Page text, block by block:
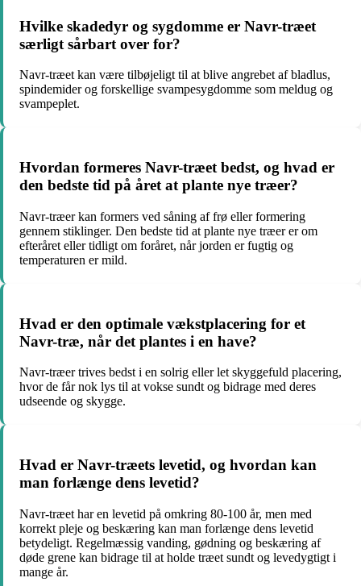
Hvilke skadedyr og sygdomme er Navr-træet
særligt sårbart over for?
Navr-træet kan være tilbøjeligt til at blive angrebet af bladlus,
spindemider og forskellige svampesygdomme som meldug og
svampeplet.
Hvordan formeres Navr-træet bedst, og hvad er
den bedste tid på året at plante nye træer?
Navr-træer kan formers ved såning af frø eller formering
gennem stiklinger. Den bedste tid at plante nye træer er om
efteråret eller tidligt om foråret, når jorden er fugtig og
temperaturen er mild.
Hvad er den optimale vækstplacering for et
Navr-træ, når det plantes i en have?
Navr-træer trives bedst i en solrig eller let skyggefuld placering,
hvor de får nok lys til at vokse sundt og bidrage med deres
udseende og skygge.
Hvad er Navr-træets levetid, og hvordan kan
man forlænge dens levetid?
Navr-træet har en levetid på omkring 80-100 år, men med
korrekt pleje og beskæring kan man forlænge dens levetid
betydeligt. Regelmæssig vanding, gødning og beskæring af
døde grene kan bidrage til at holde træet sundt og levedygtigt i
mange år.